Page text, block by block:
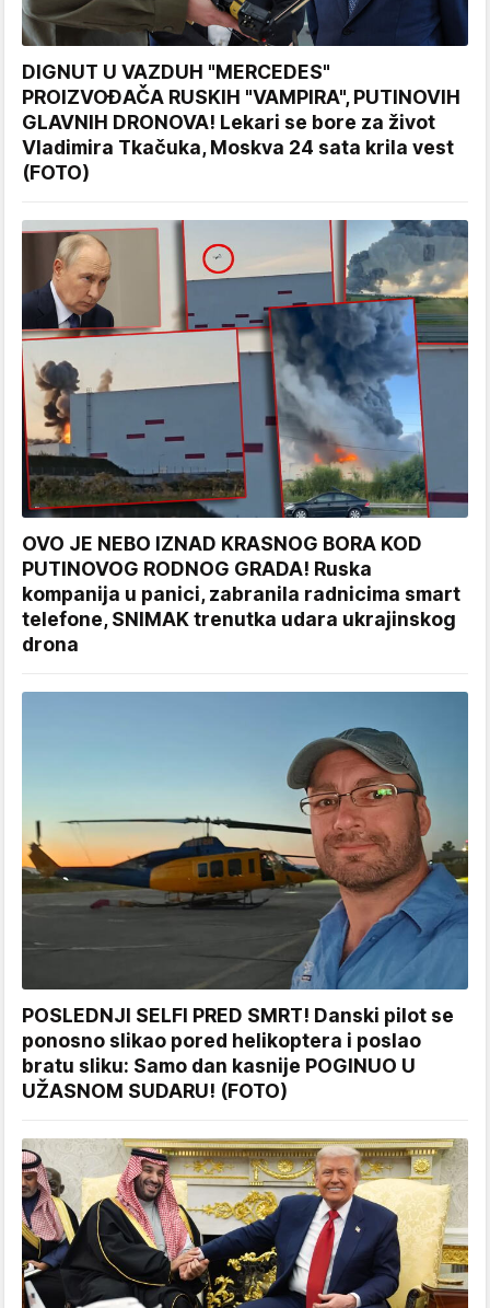
DIGNUT U VAZDUH "MERCEDES"
PROIZVOĐAČA RUSKIH "VAMPIRA", PUTINOVIH
GLAVNIH DRONOVA! Lekari se bore za život
Vladimira Tkačuka, Moskva 24 sata krila vest
(FOTO)
OVO JE NEBO IZNAD KRASNOG BORA KOD
PUTINOVOG RODNOG GRADA! Ruska
kompanija u panici, zabranila radnicima smart
telefone, SNIMAK trenutka udara ukrajinskog
drona
POSLEDNJI SELFI PRED SMRT! Danski pilot se
ponosno slikao pored helikoptera i poslao
bratu sliku: Samo dan kasnije POGINUO U
UŽASNOM SUDARU! (FOTO)